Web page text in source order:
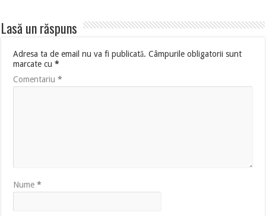
Lasă un răspuns
Adresa ta de email nu va fi publicată. Câmpurile obligatorii sunt
marcate cu*
Comentariu*
Nume*